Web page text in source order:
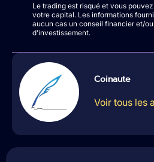
Le trading est risqué et vous
votre capital. Les informations
aucun cas un conseil financier et/
d’investissement.
Coinaute
Voir tous les